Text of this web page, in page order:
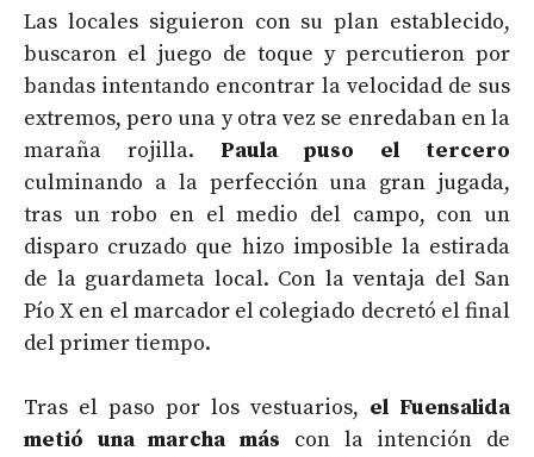
Las locales siguieron con su plan establecido,
buscaron el juego de toque y percutieron por
bandas intentando encontrar la velocidad de sus
extremos, pero una y otra vez se enredaban en la
maraña rojilla. Paula puso el tercero
culminando a la perfección una gran jugada,
tras un robo en el medio del campo, con un
disparo cruzado que hizo imposible la estirada
de la guardameta local. Con la ventaja del San
Pío X en el marcador el colegiado decretó el final
del primer tiempo.
Tras el paso por los vestuarios, el Fuensalida
metió una marcha más con la intención de